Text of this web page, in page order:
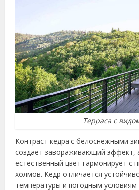
Терраса с
Контраст кедра с белоснежными
создает завораживающий эффект,
естественный цвет гармонирует с
холмов. Кедр отличается
температуры и погодным условиям